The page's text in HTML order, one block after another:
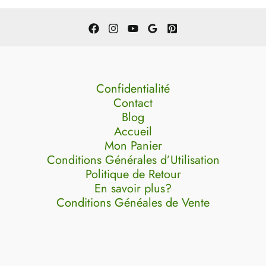
Confidentialité
Contact
Blog
Accueil
Mon Panier
Conditions Générales d’Utilisation
Politique de Retour
En savoir plus?
Conditions Généales de Vente